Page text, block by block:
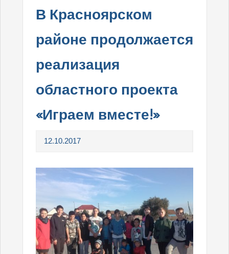
В Красноярском
районе продолжается
реализация
областного проекта
«Играем вместе!»
12.10.2017